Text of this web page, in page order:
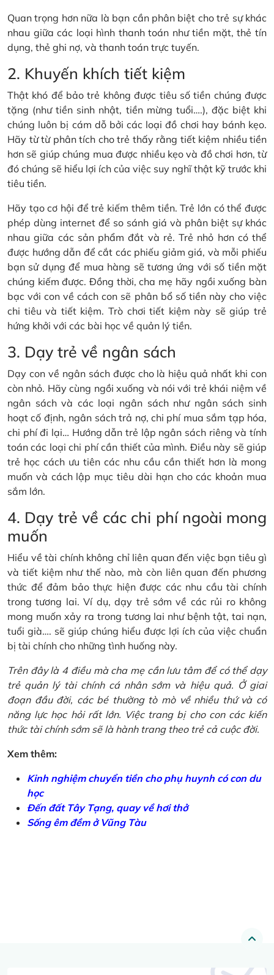
Quan trọng hơn nữa là bạn cần phân biệt cho trẻ sự khác
nhau giữa các loại hình thanh toán như tiền mặt, thẻ tín
dụng, thẻ ghi nợ, và thanh toán trực tuyến.
2. Khuyến khích tiết kiệm
Thật khó để bảo trẻ không được tiêu số tiền chúng được
tặng (như tiền sinh nhật, tiền mừng tuổi….), đặc biệt khi
chúng luôn bị cám dỗ bởi các loại đồ chơi hay bánh kẹo.
Hãy từ từ phân tích cho trẻ thấy rằng tiết kiệm nhiều tiền
hơn sẽ giúp chúng mua được nhiều kẹo và đồ chơi hơn, từ
đó chúng sẽ hiểu lợi ích của việc suy nghĩ thật kỹ trước khi
tiêu tiền.
Hãy tạo cơ hội để trẻ kiếm thêm tiền. Trẻ lớn có thể được
phép dùng internet để so sánh giá và phân biệt sự khác
nhau giữa các sản phẩm đắt và rẻ. Trẻ nhỏ hơn có thể
được hướng dẫn để cắt các phiếu giảm giá, và mỗi phiếu
bạn sử dụng để mua hàng sẽ tương ứng với số tiền mặt
chúng kiếm được. Đồng thời, cha mẹ hãy ngồi xuống bàn
bạc với con về cách con sẽ phân bổ số tiền này cho việc
chi tiêu và tiết kiệm. Trò chơi tiết kiệm này sẽ giúp trẻ
hứng khởi với các bài học về quản lý tiền.
3. Dạy trẻ về ngân sách
Dạy con về ngân sách được cho là hiệu quả nhất khi con
còn nhỏ. Hãy cùng ngồi xuống và nói với trẻ khái niệm về
ngân sách và các loại ngân sách như ngân sách sinh
hoạt cố định, ngân sách trả nợ, chi phí mua sắm tạp hóa,
chi phí đi lại… Hướng dẫn trẻ lập ngân sách riêng và tính
toán các loại chi phí cần thiết của mình. Điều này sẽ giúp
trẻ học cách ưu tiên các nhu cầu cần thiết hơn là mong
muốn và cách lập mục tiêu dài hạn cho các khoản mua
sắm lớn.
4. Dạy trẻ về các chi phí ngoài mong
muốn
Hiểu về tài chính không chỉ liên quan đến việc bạn tiêu gì
và tiết kiệm như thế nào, mà còn liên quan đến phương
thức để đảm bảo thực hiện được các nhu cầu tài chính
trong tương lai. Ví dụ, dạy trẻ sớm về các rủi ro không
mong muốn xảy ra trong tương lai như bệnh tật, tai nạn,
tuổi già…. sẽ giúp chúng hiểu được lợi ích của việc chuẩn
bị tài chính cho những tình huống này.
Trên đây là 4 điều mà cha mẹ cần lưu tâm để có thể dạy
trẻ quản lý tài chính cá nhân sớm và hiệu quả. Ở giai
đoạn đầu đời, các bé thường tò mò về nhiều thứ và có
năng lực học hỏi rất lớn. Việc trang bị cho con các kiến
thức tài chính sớm sẽ là hành trang theo trẻ cả cuộc đời.
Xem thêm:
Kinh nghiệm chuyển tiền cho phụ huynh có con du
học
Đến đất Tây Tạng, quay về hơi thở
Sống êm đềm ở Vũng Tàu